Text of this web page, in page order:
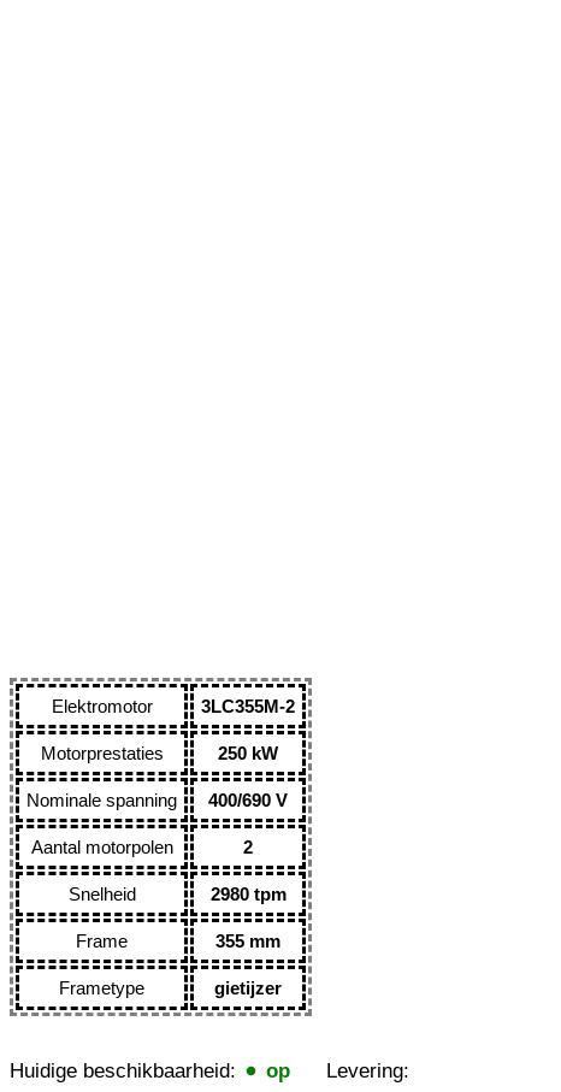
Elektromotor 3LC355M-2
Motorprestaties 250 kW
Nominale spanning 400/690 V
Aantal motorpolen 2
Snelheid 2980 tpm
Frame 355 mm
Frametype gietijzer
Huidige beschikbaarheid:
op
Levering: